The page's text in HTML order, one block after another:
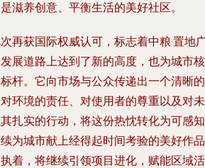
滋养创意、平衡生活的美好社区。
再获国际权威认可，标志着中粮·置地
展道路上达到了新的高度，也为城市
杆。它向市场与公众传递出一个清晰
环境的责任、对使用者的尊重以及对
扎实的行动，将这份热忱转化为可感
为城市献上经得起时间考验的美好作
着，将继续引领项目进化，赋能区域活